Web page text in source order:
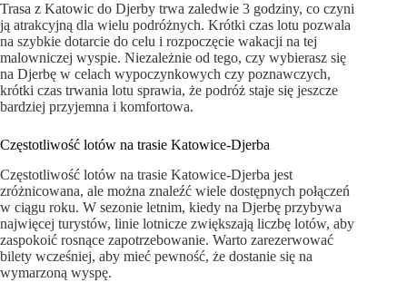
Trasa z Katowic do Djerby trwa zaledwie 3 godziny, co czyni
ją atrakcyjną dla wielu podróżnych. Krótki czas lotu pozwala
na szybkie dotarcie do celu i rozpoczęcie wakacji na tej
malowniczej wyspie. Niezależnie od tego, czy wybierasz się
na Djerbę w celach wypoczynkowych czy poznawczych,
krótki czas trwania lotu sprawia, że podróż staje się jeszcze
bardziej przyjemna i komfortowa.
Częstotliwość lotów na trasie Katowice-Djerba
Częstotliwość lotów na trasie Katowice-Djerba jest
zróżnicowana, ale można znaleźć wiele dostępnych połączeń
w ciągu roku. W sezonie letnim, kiedy na Djerbę przybywa
najwięcej turystów, linie lotnicze zwiększają liczbę lotów, aby
zaspokoić rosnące zapotrzebowanie. Warto zarezerwować
bilety wcześniej, aby mieć pewność, że dostanie się na
wymarzoną wyspę.